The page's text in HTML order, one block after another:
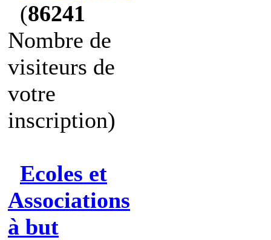
(86241
Nombre de
visiteurs de
votre
inscription)
Ecoles et
Associations
à but